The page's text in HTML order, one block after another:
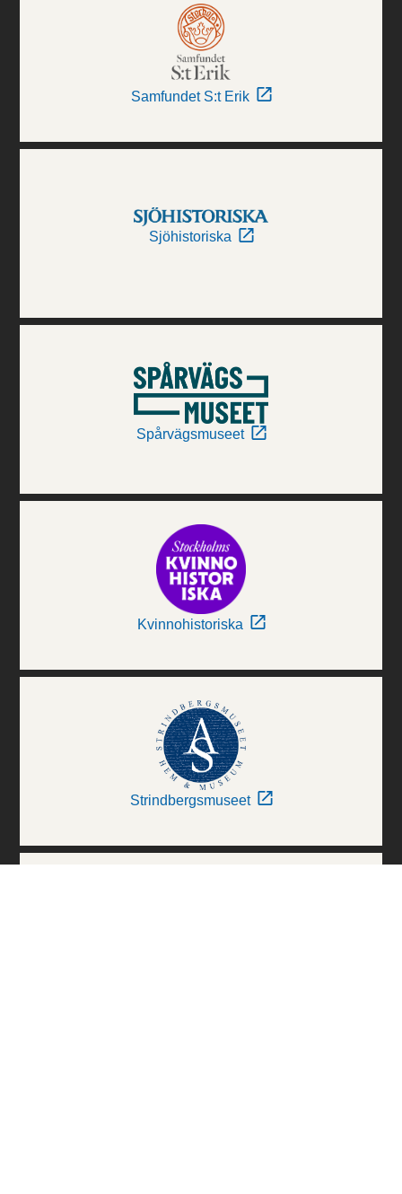
Samfundet S:t Erik
Sjöhistoriska
Spårvägsmuseet
Kvinnohistoriska
Strindbergsmuseet